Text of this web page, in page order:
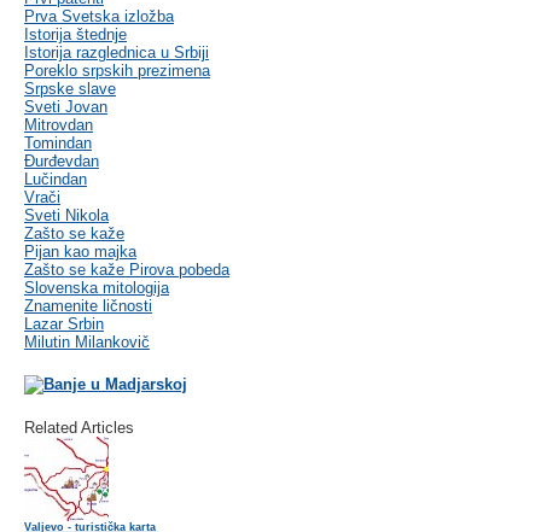
Prva Svetska izložba
Istorija štednje
Istorija razglednica u Srbiji
Poreklo srpskih prezimena
Srpske slave
Sveti Jovan
Mitrovdan
Tomindan
Đurđevdan
Lučindan
Vrači
Sveti Nikola
Zašto se kaže
Pijan kao majka
Zašto se kaže Pirova pobeda
Slovenska mitologija
Znamenite ličnosti
Lazar Srbin
Milutin Milankovič
Related Articles
Valjevo - turistička karta